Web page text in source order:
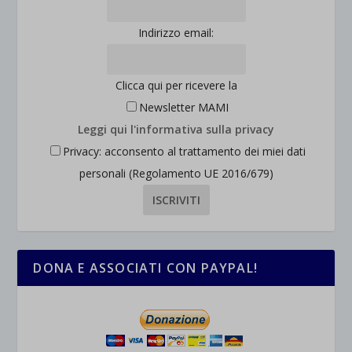
Indirizzo email:
Clicca qui per ricevere la
Newsletter MAMI
Leggi qui l'informativa sulla privacy
Privacy: acconsento al trattamento dei miei dati
personali (Regolamento UE 2016/679)
DONA E ASSOCIATI CON PAYPAL!